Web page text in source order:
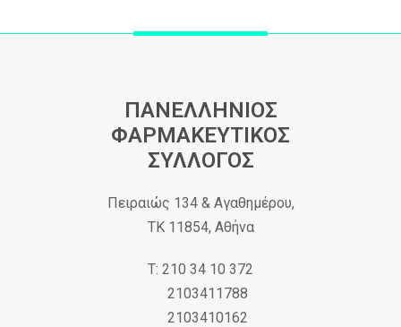
ΠΑΝΕΛΛΗΝΙΟΣ
ΦΑΡΜΑΚΕΥΤΙΚΟΣ
ΣΥΛΛΟΓΟΣ
Πειραιώς 134 & Αγαθημέρου,
ΤΚ 11854, Αθήνα
Τ: 210 34 10 372
2103411788
2103410162